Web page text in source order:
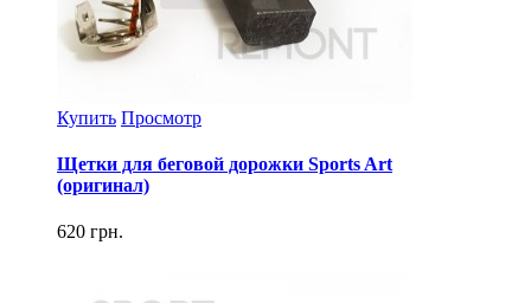
Купить Просмотр
Щетки для беговой дорожки Sports Art
(оригинал)
620 грн.